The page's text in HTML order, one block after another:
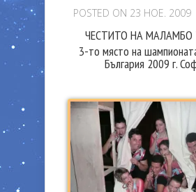
POSTED ON 23 НОЕ. 2009
ЧЕСТИТО НА МАЛАМБО
3-то място на
България 2009 г.